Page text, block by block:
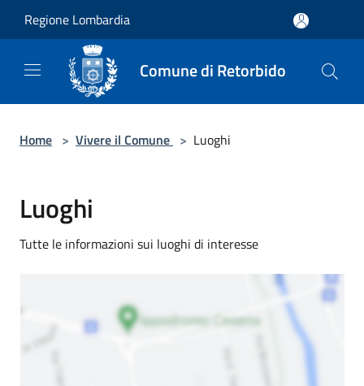
Regione Lombardia
Comune di Retorbido
Home > Vivere il Comune > Luoghi
Luoghi
Tutte le informazioni sui luoghi di interesse